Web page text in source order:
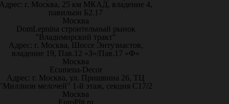
г. Москва, 25 км МКАД, владение 4,
павильон Б2.17
Москва
DomLepnina строительный рынок
"Владимирский тракт"
Адрес: г. Москва, Шоссе Энтузиастов,
владение 19, Пав.12 «З»/Пав.17 «Ф»
Москва
Ecumena-Decor
Адрес: г. Москва, ул. Пришвина 26, ТЦ
мелочей" 1-й этаж, секция С17/2
Москва
EuroPlit.ru